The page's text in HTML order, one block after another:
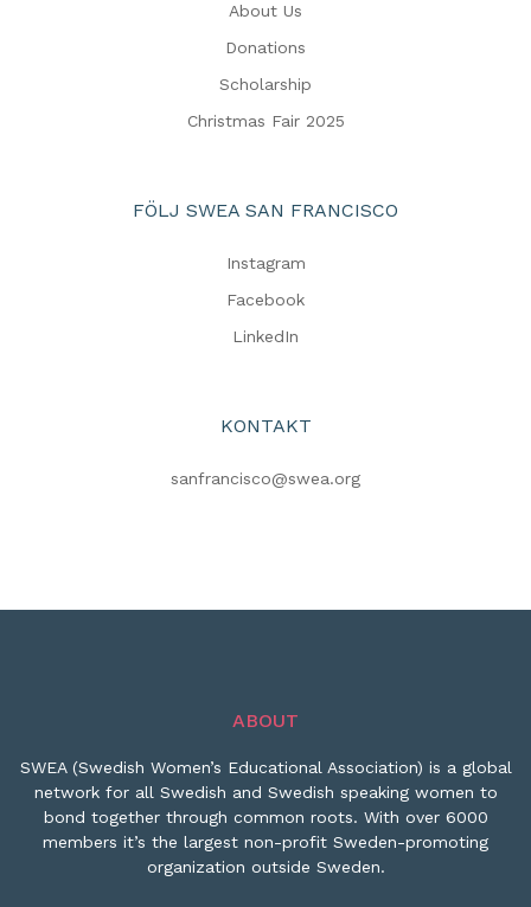
About Us
Donations
Scholarship
Christmas Fair 2025
FÖLJ SWEA SAN FRANCISCO
Instagram
Facebook
LinkedIn
KONTAKT
sanfrancisco@swea.org
ABOUT
SWEA (Swedish Women’s Educational Association) is a global
network for all Swedish and Swedish speaking women to
bond together through common roots. With over 6000
members it’s the largest non-profit Sweden-promoting
organization outside Sweden.